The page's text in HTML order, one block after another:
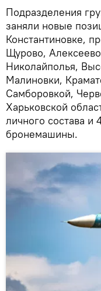
Подразделения
заняли новые
Константиновке,
Щурово,
Николайполья,
Малиновки,
Самборовкой,
Харьковской
личного состава и
бронемашины.